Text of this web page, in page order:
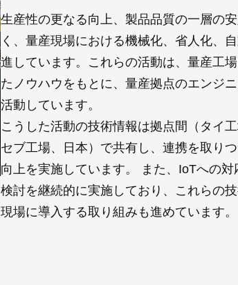
生産性の更なる向上、製品品質の一層の
く、量産現場における機械化、省人化、
進しています。これらの活動は、量産工
たノウハウをもとに、量産拠点のエンジ
活動しています。
こうした活動の技術情報は拠点間（タイ工
セブ工場、日本）で共有し、連携を取り
向上を実施しています。 また、IoTへの
検討を継続的に実施しており、これらの
現場に導入する取り組みも進めています。